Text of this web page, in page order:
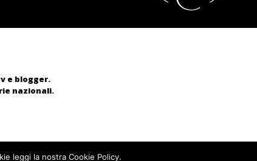
e blogger.
nazionali.
leggi la nostra Cookie Policy.